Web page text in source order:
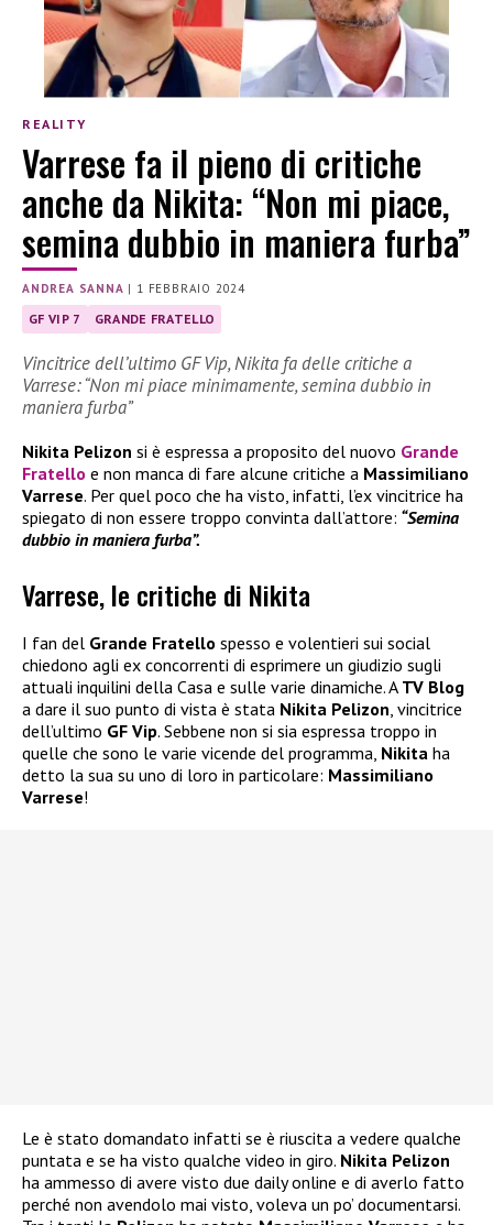
REALITY
Varrese fa il pieno di critiche
anche da Nikita: “Non mi piace,
semina dubbio in maniera furba”
ANDREA SANNA | 1 FEBBRAIO 2024
GF VIP 7 GRANDE FRATELLO
Vincitrice dell’ultimo GF Vip, Nikita fa delle critiche a
Varrese: “Non mi piace minimamente, semina dubbio in
maniera furba”
Nikita Pelizon si è espressa a proposito del nuovo Grande
Fratello e non manca di fare alcune critiche a Massimiliano
Varrese. Per quel poco che ha visto, infatti, l’ex vincitrice ha
spiegato di non essere troppo convinta dall’attore: “Semina
dubbio in maniera furba”.
Varrese, le critiche di Nikita
I fan del Grande Fratello spesso e volentieri sui social
chiedono agli ex concorrenti di esprimere un giudizio sugli
attuali inquilini della Casa e sulle varie dinamiche. A TV Blog
a dare il suo punto di vista è stata Nikita Pelizon , vincitrice
dell’ultimo GF Vip. Sebbene non si sia espressa troppo in
quelle che sono le varie vicende del programma, Nikita ha
detto la sua su uno di loro in particolare: Massimiliano
Varrese!
Le è stato domandato infatti se è riuscita a vedere qualche
puntata e se ha visto qualche video in giro. Nikita Pelizon
ha ammesso di avere visto due daily online e di averlo fatto
perché non avendolo mai visto, voleva un po’ documentarsi.